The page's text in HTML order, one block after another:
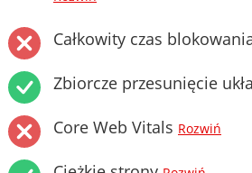
Całkowity czas
Zbiorcze przesunięcie
Core Web Vitals Rozwiń